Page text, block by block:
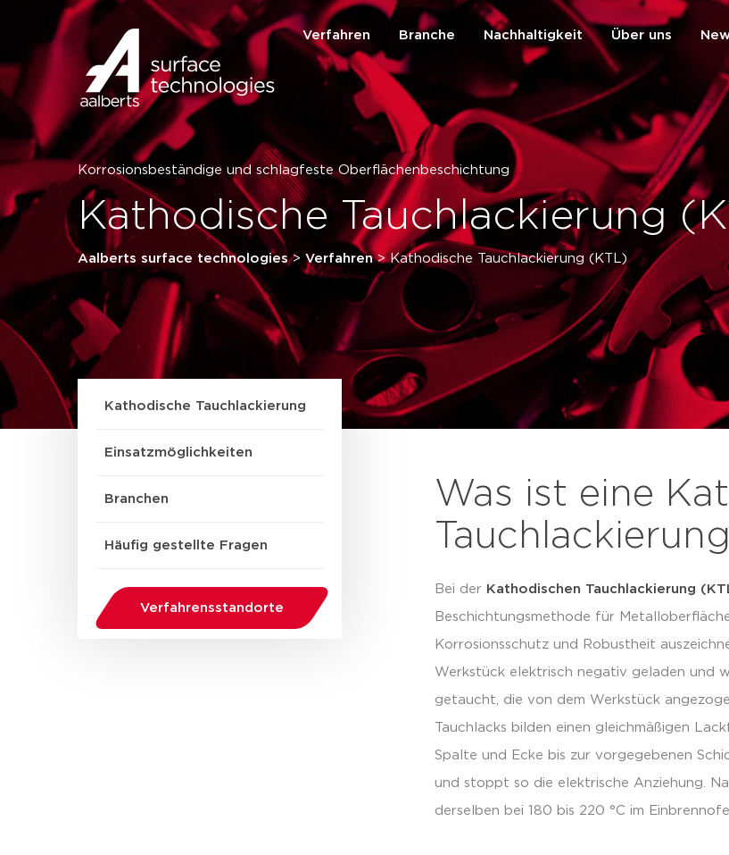
zurück
Verfahren Branche Nachhaltigkeit Über uns
Korrosionsbeständige und schlagfeste Oberflächenbeschichtung
Kathodische Tauchlackierung
Aalberts surface technologies> Verfahren>Kathodische Tauchlackierung (KTL)
Kathodische Tauchlackierung
Einsatzmöglichkeiten
Branchen
Häufig gestellte Fragen
Verfahrensstandorte
Was ist eine
Bei der Kathodischen Tauchlackierung
Beschichtungsmethode für
Korrosionsschutz und Robustheit
Werkstück elektrisch negativ geladen und
getaucht, die von dem Werkstück
Tauchlacks bilden einen gleichmäßigen
Spalte und Ecke bis zur vorgegebenen
und stoppt so die elektrische Anziehung.
derselben bei 180 bis 220 °C im